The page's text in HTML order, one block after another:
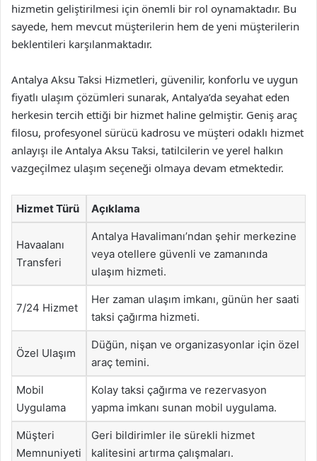
hizmetin geliştirilmesi için önemli bir rol oynamaktadır. Bu
sayede, hem mevcut müşterilerin hem de yeni müşterilerin
beklentileri karşılanmaktadır.
Antalya Aksu Taksi Hizmetleri, güvenilir, konforlu ve uygun
fiyatlı ulaşım çözümleri sunarak, Antalya’da seyahat eden
herkesin tercih ettiği bir hizmet haline gelmiştir. Geniş araç
filosu, profesyonel sürücü kadrosu ve müşteri odaklı hizmet
anlayışı ile Antalya Aksu Taksi, tatilcilerin ve yerel halkın
vazgeçilmez ulaşım seçeneği olmaya devam etmektedir.
Hizmet Türü Açıklama
Havaalanı
Transferi
Antalya Havalimanı’ndan şehir merkezine
veya otellere güvenli ve zamanında
ulaşım hizmeti.
7/24 Hizmet
Her zaman ulaşım imkanı, günün her saati
taksi çağırma hizmeti.
Özel Ulaşım
Düğün, nişan ve organizasyonlar için özel
araç temini.
Mobil
Uygulama
Kolay taksi çağırma ve rezervasyon
yapma imkanı sunan mobil uygulama.
Müşteri
Memnuniyeti
Geri bildirimler ile sürekli hizmet
kalitesini artırma çalışmaları.